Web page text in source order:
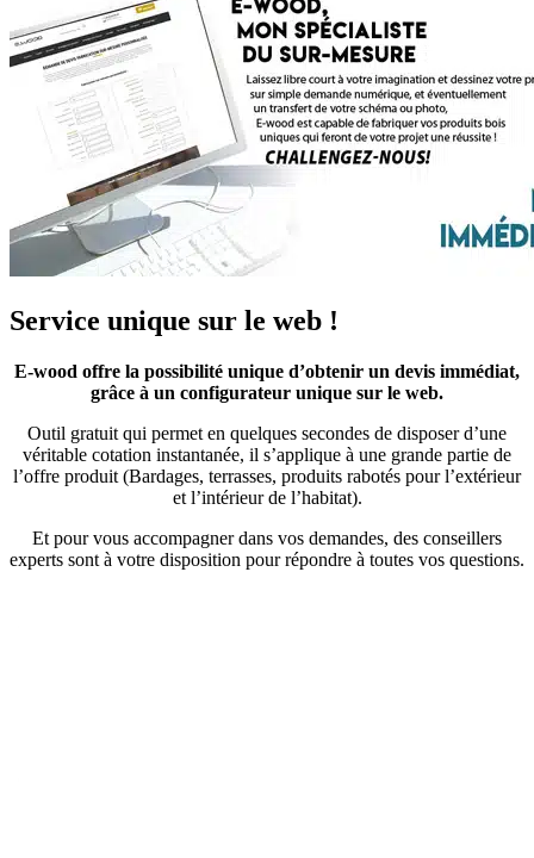
Service unique sur le web !
E-wood offre la possibilité unique d’obtenir un devis immédiat,
grâce à un configurateur unique sur le web.
Outil gratuit qui permet en quelques secondes de disposer d’une
véritable cotation instantanée, il s’applique à une grande partie de
l’offre produit (Bardages, terrasses, produits rabotés pour l’extérieur
et l’intérieur de l’habitat).
Et pour vous accompagner dans vos demandes, des conseillers
experts sont à votre disposition pour répondre à toutes vos questions.